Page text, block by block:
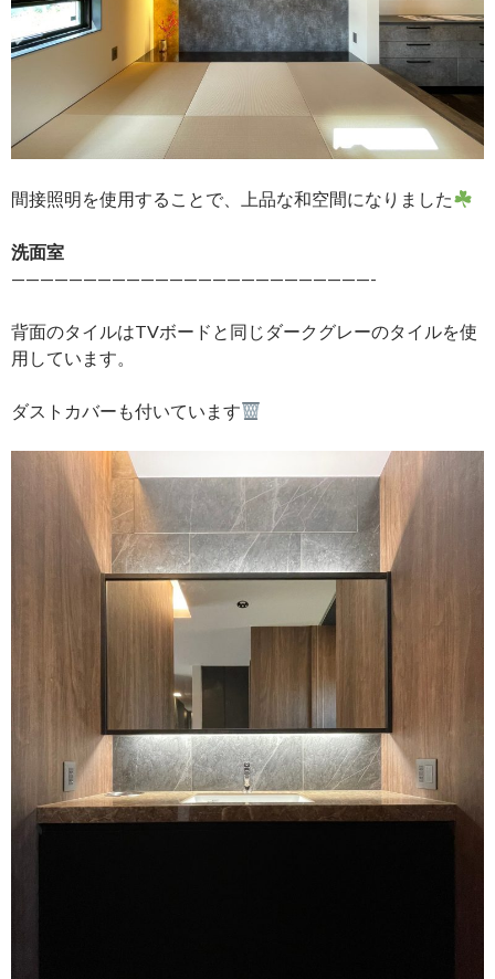
間接照明を使用することで、上品な和空間になりました
洗面室
—————————————————————————-
背面のタイルはTVボードと同じダークグレーのタイルを使
用しています。
ダストカバーも付いています